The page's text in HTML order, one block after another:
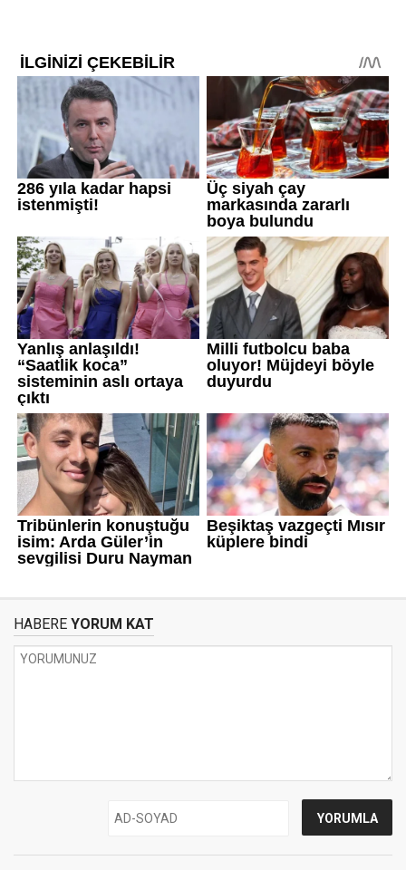
HABERE YORUM KAT